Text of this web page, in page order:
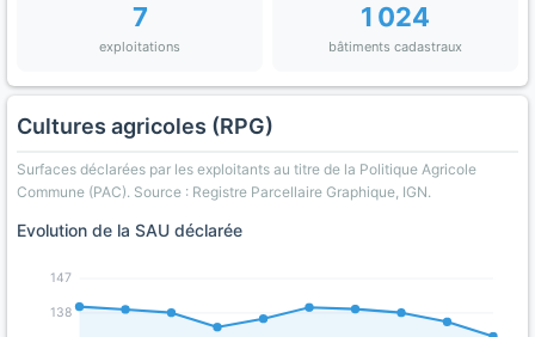
7
exploitations
1 024
bâtiments cadastraux
Cultures agricoles (RPG)
Surfaces déclarées par les exploitants au titre de la Politique Agricole
Commune (PAC). Source : Registre Parcellaire Graphique, IGN.
Evolution de la SAU déclarée
138
147